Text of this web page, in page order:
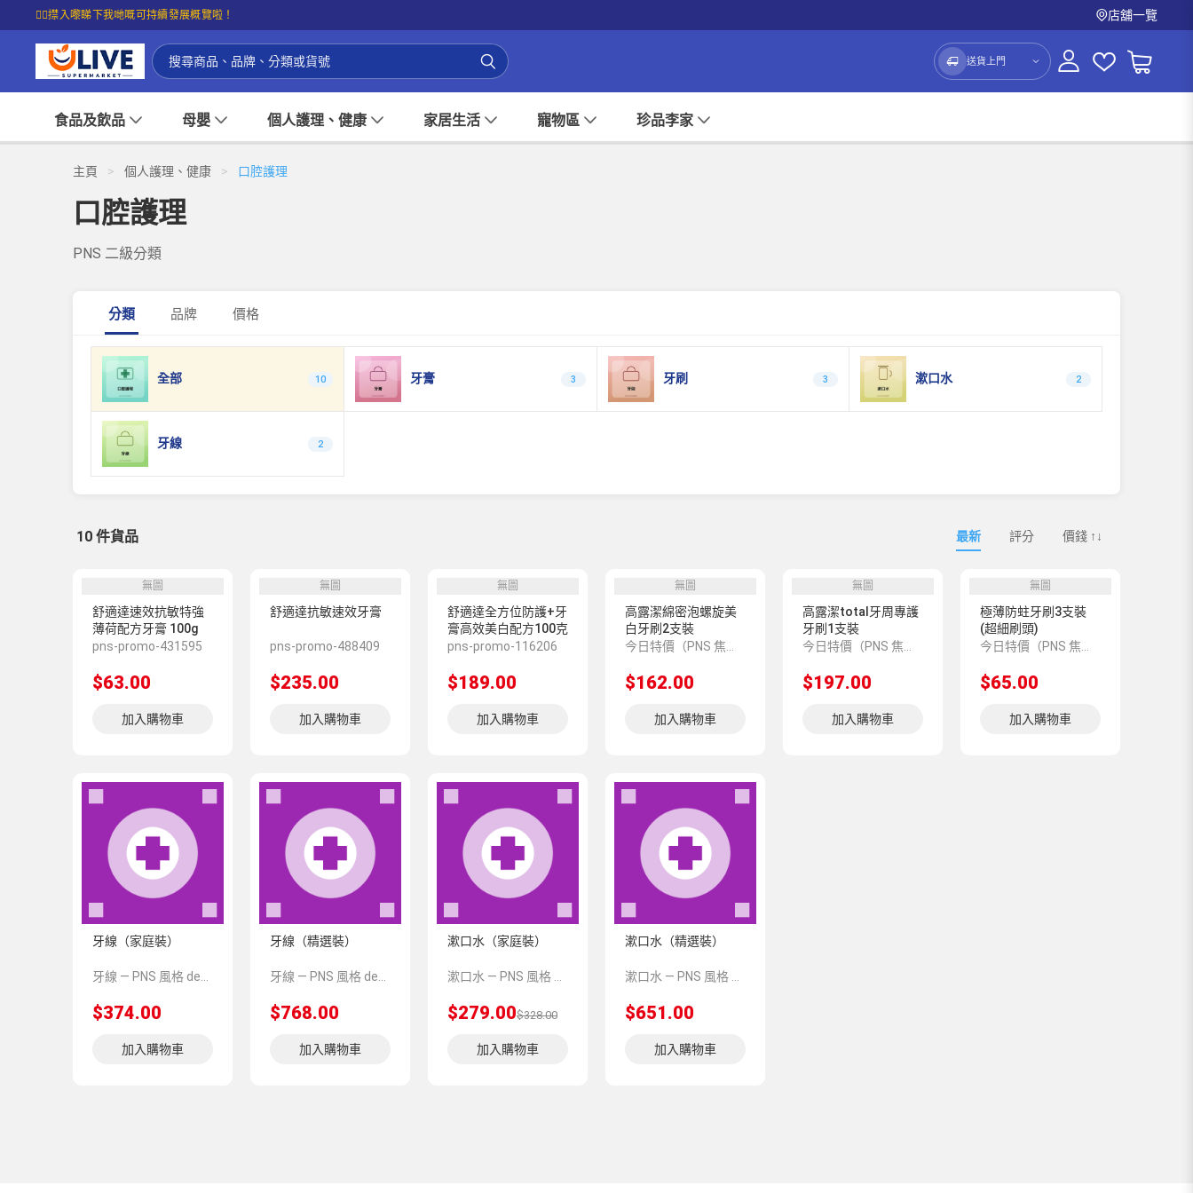
☝🏼㩒入嚟睇下我哋嘅可持續發展概覽啦！ 店舖一覽
送貨上門
食品及飲品 母嬰 個人護理、健康 家居生活 寵物區 珍品李家
主頁 > 個人護理、健康 > 口腔護理
口腔護理
PNS 二級分類
分類 品牌 價格
全部 10 牙膏 3 牙刷 3 漱口水 2
牙線 2
10 件貨品 最新 評分 價錢 ↑↓
無圖
舒適達速效抗敏特強
薄荷配方牙膏 100g
pns-promo-431595
$63.00
加入購物車
無圖
舒適達抗敏速效牙膏
pns-promo-488409
$235.00
加入購物車
無圖
舒適達全方位防護+牙
膏高效美白配方100克
pns-promo-116206
$189.00
加入購物車
無圖
高露潔綿密泡螺旋美
白牙刷2支裝
$162.00
加入購物車
無圖
高露潔total牙周專護
牙刷1支裝
$197.00
加入購物車
無圖
極薄防蛀牙刷3支裝
(超細刷頭)
$65.00
加入購物車
牙線（家庭裝）
$374.00
加入購物車
牙線（精選裝）
$768.00
加入購物車
漱口水（家庭裝）
$279.00$328.00
加入購物車
漱口水（精選裝）
$651.00
加入購物車